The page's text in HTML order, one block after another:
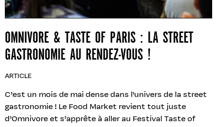
OMNIVORE & TASTE OF PARIS : LA STREET
GASTRONOMIE AU RENDEZ-VOUS !
ARTICLE
C’est un mois de mai dense dans l'univers de la street
gastronomie ! Le Food Market revient tout juste
d’Omnivore et s’apprête à aller au Festival Taste of